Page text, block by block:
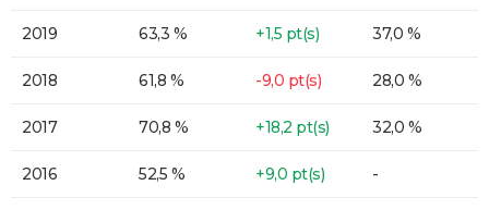
2019 63,3 % +1,5 pt(s) 37,0 %
2018 61,8 % -9,0 pt(s) 28,0 %
2017 70,8 % +18,2 pt(s) 32,0 %
2016 52,5 % +9,0 pt(s) -